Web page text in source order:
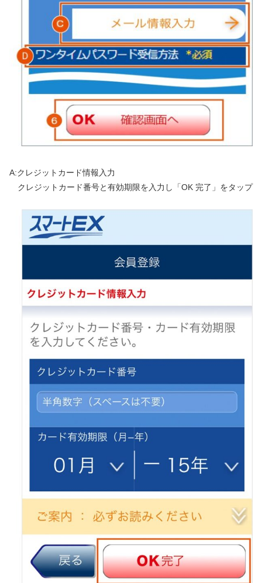
A:クレジットカード情報入力
クレジットカード番号と有効期限を入力し「OK 完了」をタップ